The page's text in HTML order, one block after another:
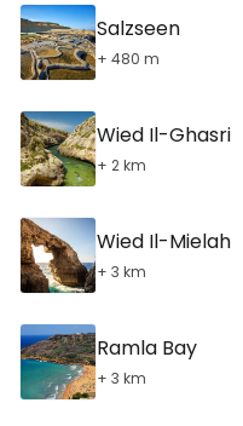
Salzseen
+ 480 m
Wied Il-Ghasri
+ 2 km
Wied Il-Mielah
+ 3 km
Ramla Bay
+ 3 km